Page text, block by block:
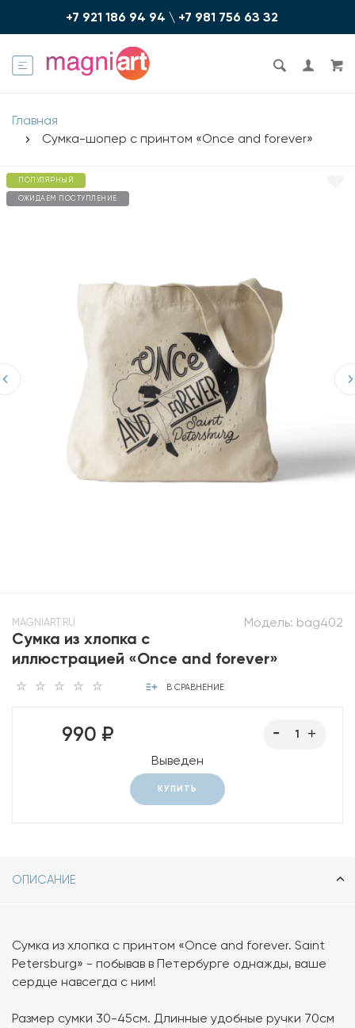
+7 921 186 94 94 \ +7 981 756 6З З2
Главная
Сумка-шопер с принтом «Once and forever»
ПОПУЛЯРНЫЙ
ОЖИДАЕМ ПОСТУПЛЕНИЕ
Модель: bag402
MAGNIART.RU
Сумка из хлопка с
иллюстрацией «Once and forever»
В СРАВНЕНИЕ
990 ₽
Выведен
КУПИТЬ
ОПИСАНИЕ
Сумка из хлопка с принтом «Once and forever. Saint
Petersburg» - побывав в Петербурге однажды, ваше
сердце навсегда с ним!
Размер сумки 30-45см. Длинные удобные ручки 70см